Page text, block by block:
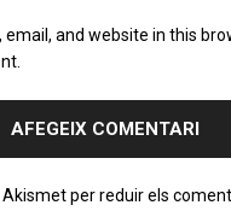
email, and website in this
per reduir els